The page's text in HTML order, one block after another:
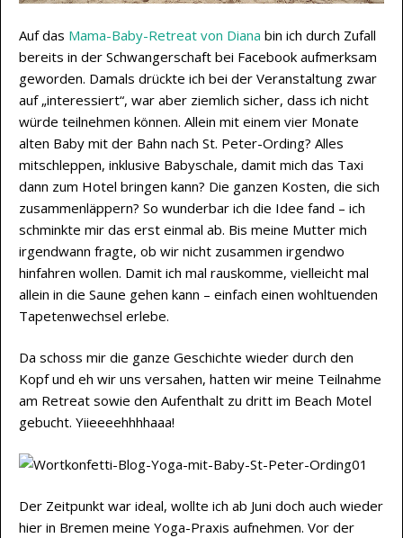
Auf das Mama-Baby-Retreat von Diana bin ich durch Zufall
bereits in der Schwangerschaft bei Facebook aufmerksam
geworden. Damals drückte ich bei der Veranstaltung zwar
auf „interessiert“, war aber ziemlich sicher, dass ich nicht
würde teilnehmen können. Allein mit einem vier Monate
alten Baby mit der Bahn nach St. Peter-Ording? Alles
mitschleppen, inklusive Babyschale, damit mich das Taxi
dann zum Hotel bringen kann? Die ganzen Kosten, die sich
zusammenläppern? So wunderbar ich die Idee fand – ich
schminkte mir das erst einmal ab. Bis meine Mutter mich
irgendwann fragte, ob wir nicht zusammen irgendwo
hinfahren wollen. Damit ich mal rauskomme, vielleicht mal
allein in die Saune gehen kann – einfach einen wohltuenden
Tapetenwechsel erlebe.
Da schoss mir die ganze Geschichte wieder durch den
Kopf und eh wir uns versahen, hatten wir meine Teilnahme
am Retreat sowie den Aufenthalt zu dritt im Beach Motel
gebucht. Yiieeeehhhhaaa!
Der Zeitpunkt war ideal, wollte ich ab Juni doch auch wieder
hier in Bremen meine Yoga-Praxis aufnehmen. Vor der